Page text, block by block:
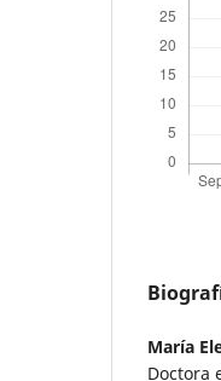
María
Doctora